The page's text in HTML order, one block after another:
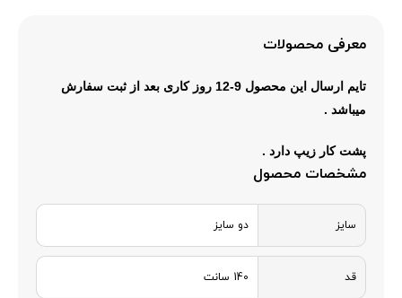
معرفی محصولات
تایم ارسال این محصول 9-12 روز کاری بعد از ثبت سفارش
میباشد .
پشت کار زیپ دارد .
مشخصات محصول
سایز دو سایز
قد 140 سانت